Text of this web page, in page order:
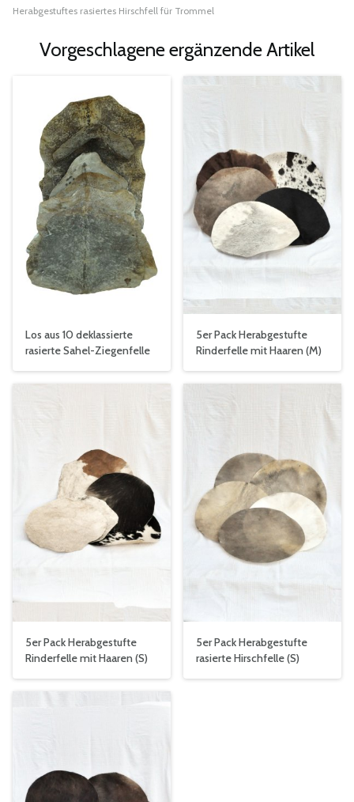
Herabgestuftes rasiertes Hirschfell für Trommel
Vorgeschlagene ergänzende Artikel
Los aus 10 deklassierte
rasierte Sahel-Ziegenfelle
5er Pack Herabgestufte
Rinderfelle mit Haaren (M)
5er Pack Herabgestufte
Rinderfelle mit Haaren (S)
5er Pack Herabgestufte
rasierte Hirschfelle (S)